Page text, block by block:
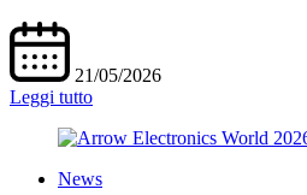
21/05/2026
Leggi tutto
News